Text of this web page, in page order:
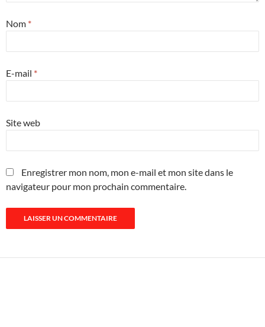
Nom *
E-mail *
Site web
Enregistrer mon nom, mon e-mail et mon site dans le
navigateur pour mon prochain commentaire.